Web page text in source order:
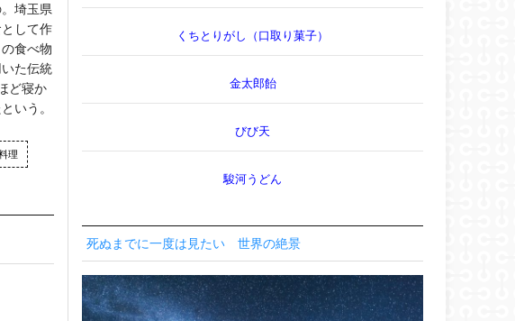
埼玉県
して作
食べ物
た伝統
ど寝か
いう。
理
くちとりがし（口取り菓子）
金太郎飴
びび天
駿河うどん
死ぬまでに一度は見たい 世界の絶景